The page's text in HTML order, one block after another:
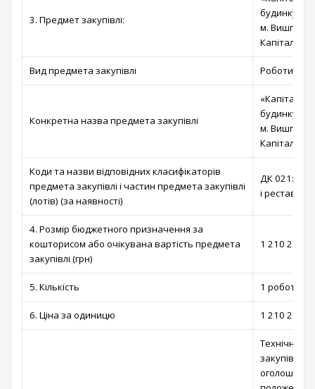
3. Предмет закупівлі:
будинку по
м.
Вид предмета закупівлі Роботи
Конкретна назва предмета закупівлі
будинку по
м.
Коди та назви відповідних класифікаторів
предмета закупівлі і частин предмета закупівлі
(лотів) (за наявності)
ДК
і
4. Розмір бюджетного призначення за
кошторисом або очікувана вартість предмета
закупівлі (грн)
1 210
5. Кількість 1 робота
6. Ціна за одиницю 1 210
Технічні
закупівлі
оголошення